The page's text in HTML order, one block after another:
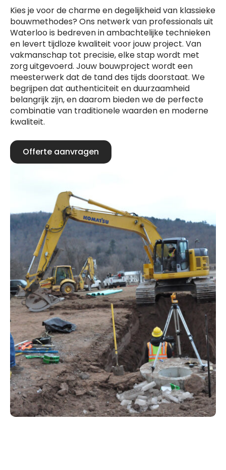
Kies je voor de charme en degelijkheid van klassieke
bouwmethodes? Ons netwerk van professionals uit
Waterloo is bedreven in ambachtelijke technieken
en levert tijdloze kwaliteit voor jouw project. Van
vakmanschap tot precisie, elke stap wordt met
zorg uitgevoerd. Jouw bouwproject wordt een
meesterwerk dat de tand des tijds doorstaat. We
begrijpen dat authenticiteit en duurzaamheid
belangrijk zijn, en daarom bieden we de perfecte
combinatie van traditionele waarden en moderne
kwaliteit.
Offerte aanvragen